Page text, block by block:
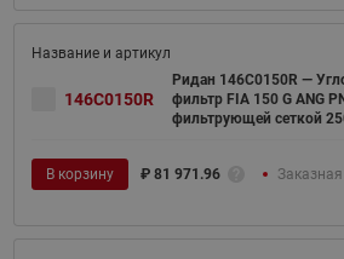
146C0150R
Ридан 146C0150R —
фильтр FIA 150 G ANG
фильтрующей сеткой
В корзину ₽ 81 971.96